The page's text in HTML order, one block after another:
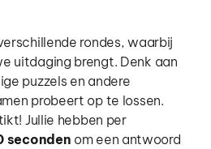
rondes, waarbij
uitdaging brengt. Denk aan
puzzels en andere
probeert op te lossen.
Jullie hebben per
seconden om een antwoord